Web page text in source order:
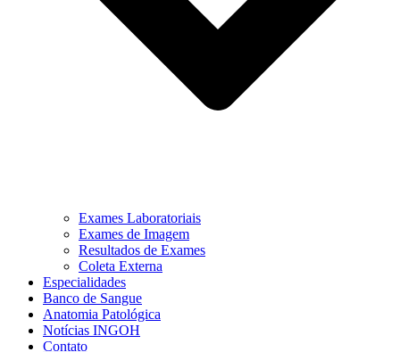
Exames Laboratoriais
Exames de Imagem
Resultados de Exames
Coleta Externa
Especialidades
Banco de Sangue
Anatomia Patológica
Notícias INGOH
Contato